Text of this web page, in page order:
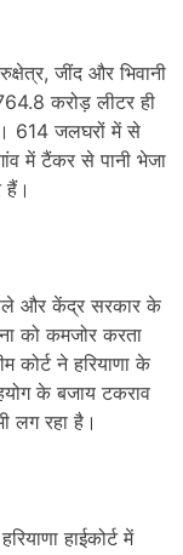
जींद और भिवानी
करोड़ लीटर ही
614 जलघरों में से
में टैंकर से पानी भेजा
हैं।
और केंद्र सरकार के
को कमजोर करता
ने हरियाणा के
के बजाय टकराव
लग रहा है।
हाईकोर्ट में